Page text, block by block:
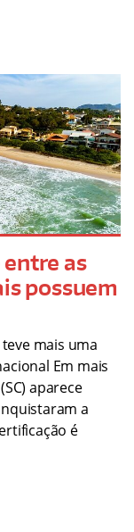
entre as
possuem
mais uma
Em mais
aparece
a
é